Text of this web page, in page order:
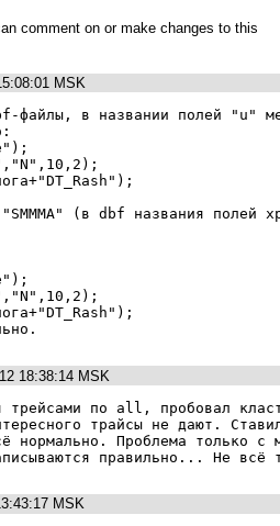
MSK
файлы, в названии полей "u"
(в dbf названия полей
18:38:14 MSK
трейсами по all, пробовал
трайсы не дают.
Проблема только с
правильно... Не
MSK